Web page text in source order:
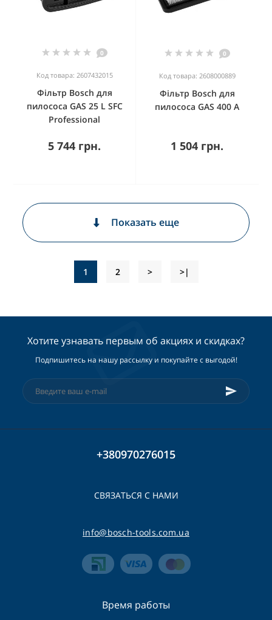
0
Код товара: 2607432015
Фільтр Bosch для
пилососа GAS 25 L SFC
Professional
5 744 грн.
0
Код товара: 2608000889
Фільтр Bosch для
пилососа GAS 400 A
1 504 грн.
Показать еще
1 2 > >|
Хотите узнавать первым об акциях и скидках?
Подпишитесь на нашу рассылку и покупайте с выгодой!
+380970276015
СВЯЗАТЬСЯ С НАМИ
info@bosch-tools.com.ua
Время работы